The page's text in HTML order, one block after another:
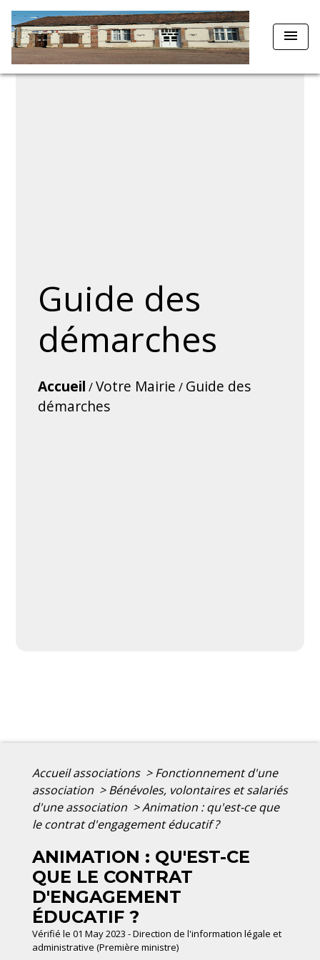
menu
Guide des
démarches
Accueil /Votre Mairie / Guide des
démarches
Accueil associations > Fonctionnement d'une
association > Bénévoles, volontaires et salariés
d'une association >Animation : qu'est-ce que
le contrat d'engagement éducatif ?
ANIMATION : QU'EST-CE
QUE LE CONTRAT
D'ENGAGEMENT
ÉDUCATIF ?
Vérifié le 01 May 2023 - Direction de l'information légale et
administrative (Première ministre)